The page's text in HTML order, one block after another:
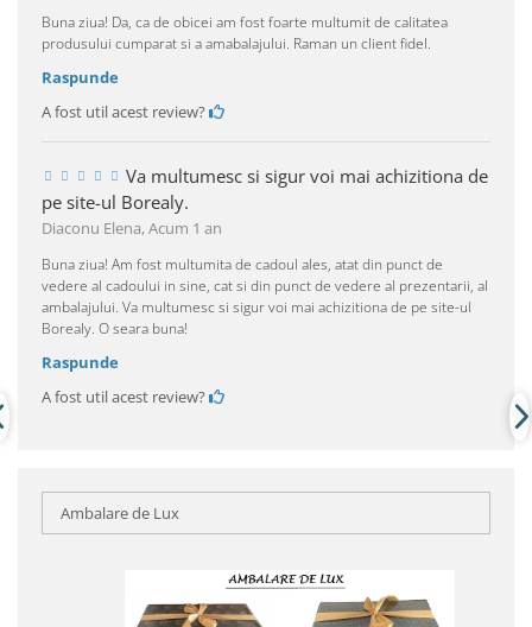
Buna ziua! Da, ca de obicei am fost foarte multumit de calitatea
produsului cumparat si a amabalajului. Raman un client fidel.
Raspunde
A fost util acest review?
Va multumesc si sigur voi mai achizitiona de
pe site-ul Borealy.
Diaconu Elena,Acum 1 an
Buna ziua! Am fost multumita de cadoul ales, atat din punct de
vedere al cadoului in sine, cat si din punct de vedere al prezentarii, al
ambalajului. Va multumesc si sigur voi mai achizitiona de pe site-ul
Borealy. O seara buna!
Raspunde
A fost util acest review?
Ambalare de Lux